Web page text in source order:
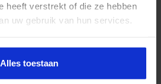
heeft verstrekt of die ze hebben
uw gebruik van hun services.
Alles toestaan